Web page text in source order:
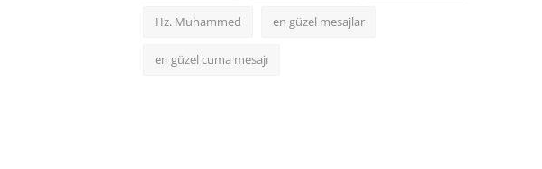
Hz. Muhammed en güzel mesajlar
en güzel cuma mesajı